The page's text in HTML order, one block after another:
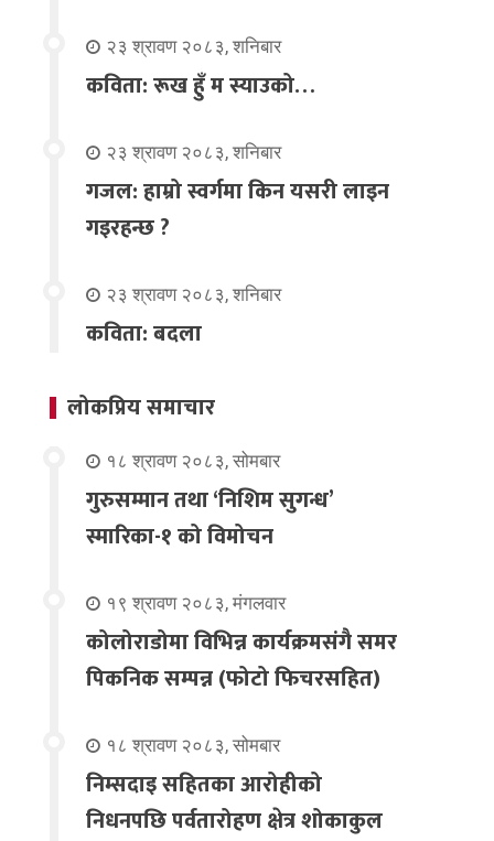
२३ श्रावण २०८३, शनिबार
कविता: रूख हुँ म स्याउको…
२३ श्रावण २०८३, शनिबार
गजल: हाम्रो स्वर्गमा किन यसरी लाइन
गइरहन्छ ?
२३ श्रावण २०८३, शनिबार
कविता: बदला
लोकप्रिय समाचार
१८ श्रावण २०८३, सोमबार
गुरुसम्मान तथा ‘निशिम सुगन्ध’
स्मारिका-१ को विमोचन
१९ श्रावण २०८३, मंगलवार
कोलोराडोमा विभिन्न कार्यक्रमसंगै समर
पिकनिक सम्पन्न (फोटो फिचरसहित)
१८ श्रावण २०८३, सोमबार
निम्सदाइ सहितका आरोहीको
निधनपछि पर्वतारोहण क्षेत्र शोकाकुल